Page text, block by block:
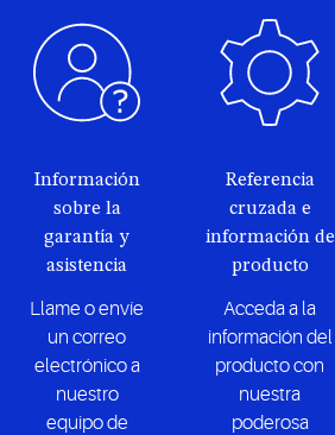
Información
sobre la
garantía y
asistencia
Llame o envíe
un correo
electrónico a
nuestro
equipo de
Referencia
cruzada e
información de
producto
Acceda a la
información del
producto con
nuestra
poderosa